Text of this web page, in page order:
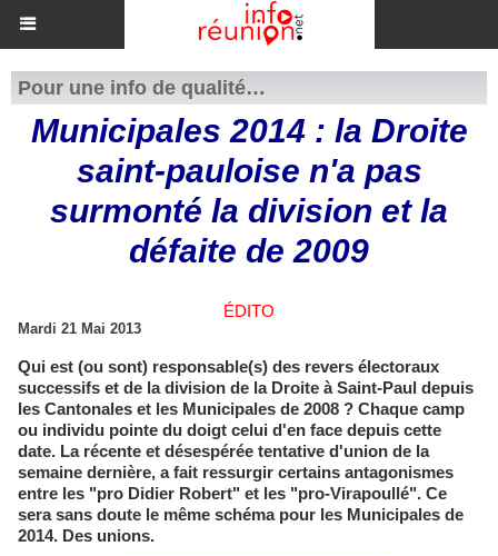
Pour une info de qualité…
Municipales 2014 : la Droite
saint-pauloise n'a pas
surmonté la division et la
défaite de 2009
ÉDITO
Mardi 21 Mai 2013
Qui est (ou sont) responsable(s) des revers électoraux
successifs et de la division de la Droite à Saint-Paul depuis
les Cantonales et les Municipales de 2008 ? Chaque camp
ou individu pointe du doigt celui d'en face depuis cette
date. La récente et désespérée tentative d'union de la
semaine dernière, a fait ressurgir certains antagonismes
entre les "pro Didier Robert" et les "pro-Virapoullé". Ce
sera sans doute le même schéma pour les Municipales de
2014. Des unions.